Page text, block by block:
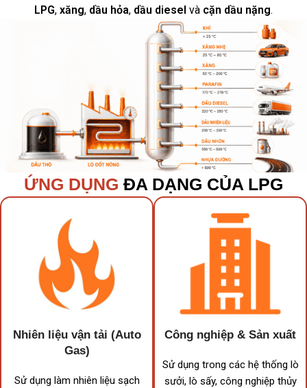
LPG, xăng, dầu hỏa, dầu diesel và cặn dầu nặng.
ỨNG DỤNG ĐA DẠNG CỦA LPG
Nhiên liệu vận tải (Auto
Gas)
Sử dụng làm nhiên liệu sạch
Công nghiệp & Sản xuất
Sử dụng trong các hệ thống lò
sưởi, lò sấy, công nghiệp thủy